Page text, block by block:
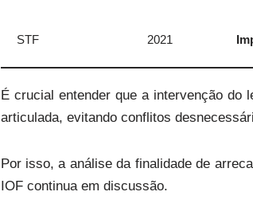
STF 2021
É crucial entender que a intervenção do
articulada, evitando conflitos
Por isso, a análise da finalidade de
IOF continua em discussão.